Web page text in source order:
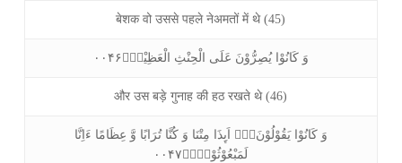
बेशक वो उससे पहले नेअमतों में थे (45)
وَ كَانُوْا يُصِرُّوْنَ عَلَى الْحِنْثِ الْعَظِيْمِۚ۰۰۴۶
और उस बड़े गुनाह की हठ रखते थे (46)
وَ كَانُوْا يَقُوْلُوْنَ١ۙ۬ اَىِٕذَا مِتْنَا وَ كُنَّا تُرَابًا وَّ عِظَامًا ءَاِنَّا
لَمَبْعُوْثُوْنَ۠ۙ۰۰۴۷